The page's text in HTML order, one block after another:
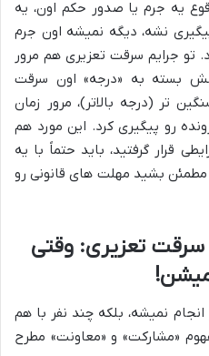
یه جرم یا صدور حکم اون، یه
نشه، دیگه نمیشه اون جرم
تو جرایم سرقت تعزیری هم مرور
بسته به «درجه» اون سرقت
تر (درجه بالاتر)، مرور زمان
رو پیگیری کرد. این مورد هم
قرار گرفتید، باید حتماً با یه
بشید مهلت های قانونی رو
تعزیری: وقتی
نمیشه، بلکه چند نفر با هم
«مشارکت» و «معاونت» مطرح